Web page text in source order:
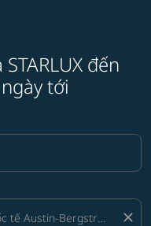
đến
tới
close